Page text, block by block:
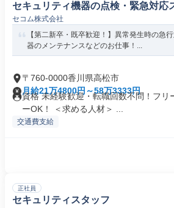
セキュリティ機器の点検・緊急対応
セコム株式会社
【第二新卒・既卒歓迎！】異常発生時の急
器のメンテナンスなどのお仕事！...
〒760-0000香川県高松市
月給21万4800円～58万3333円
資格 未経験歓迎・転職回数不問！フリ
ーOK！ ＜求める人材＞ ...
交通費支給
正社員
セキュリティスタッフ